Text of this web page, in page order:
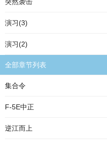
演习(3)
演习(2)
全部章节列表
集合令
F-5E中正
逆江而上